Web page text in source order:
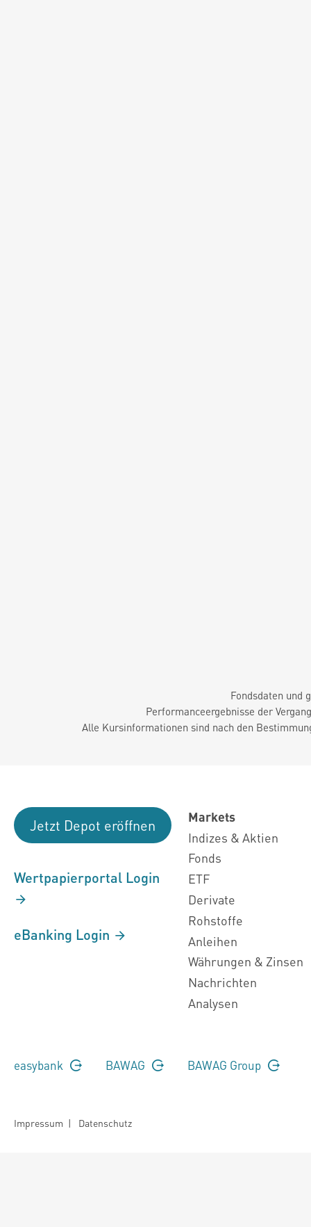
Fondsdaten und
Performanceergebnisse der
Alle Kursinformationen sind nach den
Jetzt Depot eröffnen
Wertpapierportal Login
eBanking Login
Markets
Indizes & Aktien
Fonds
ETF
Derivate
Rohstoffe
Anleihen
Währungen & Zinsen
Nachrichten
Analysen
easybank BAWAG BAWAG Group
Impressum | Datenschutz